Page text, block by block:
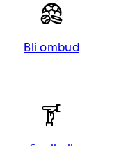
Bli ombud